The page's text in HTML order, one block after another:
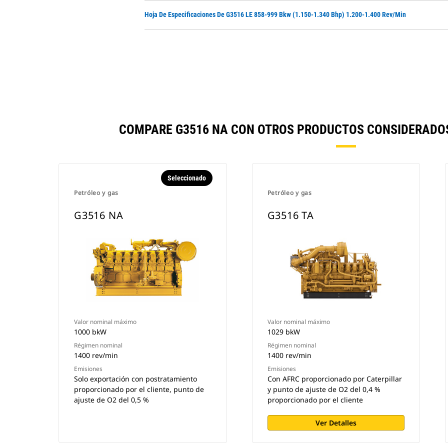
Hoja De Especificaciones De G3516 LE 858-999 Bkw (1.150-1.340 Bhp) 1.200-1.400 Rev/min
COMPARE G3516 NA CON OTROS PRODUCTOS
Petróleo y gas
Seleccionado
G3516 NA
Valor nominal máximo
1000 bkW
Régimen nominal
1400 rev/min
Emisiones
Solo exportación con postratamiento
proporcionado por el cliente, punto de
ajuste de O2 del 0,5 %
Petróleo y gas
G3516 TA
Valor nominal máximo
1029 bkW
Régimen nominal
1400 rev/min
Emisiones
Con AFRC proporcionado por Caterpillar
y punto de ajuste de O2 del 0,4 %
proporcionado por el cliente
Ver Detalles